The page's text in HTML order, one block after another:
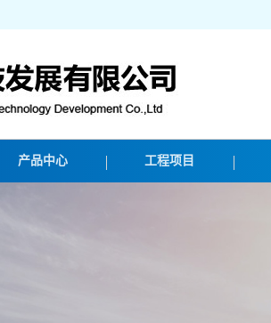
产品中心 工程项目